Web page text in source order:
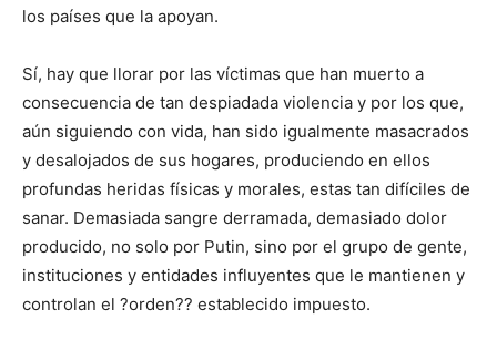
los países que la apoyan.
Sí, hay que llorar por las víctimas que han muerto a
consecuencia de tan despiadada violencia y por los que,
aún siguiendo con vida, han sido igualmente masacrados
y desalojados de sus hogares, produciendo en ellos
profundas heridas físicas y morales, estas tan difíciles de
sanar. Demasiada sangre derramada, demasiado dolor
producido, no solo por Putin, sino por el grupo de gente,
instituciones y entidades influyentes que le mantienen y
controlan el ?orden?? establecido impuesto.